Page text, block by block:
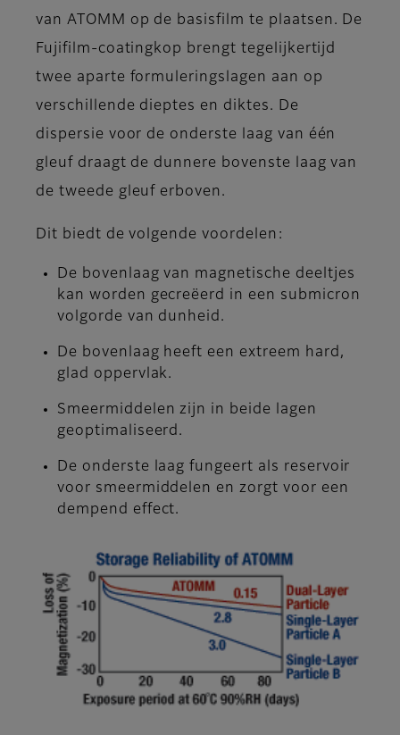
van ATOMM op de basisfilm te plaatsen. De
Fujifilm-coatingkop brengt tegelijkertijd
twee aparte formuleringslagen aan op
verschillende dieptes en diktes. De
dispersie voor de onderste laag van één
gleuf draagt de dunnere bovenste laag van
de tweede gleuf erboven.
Dit biedt de volgende voordelen:
De bovenlaag van magnetische deeltjes
kan worden gecreëerd in een submicron
volgorde van dunheid.
De bovenlaag heeft een extreem hard,
glad oppervlak.
Smeermiddelen zijn in beide lagen
geoptimaliseerd.
De onderste laag fungeert als reservoir
voor smeermiddelen en zorgt voor een
dempend effect.